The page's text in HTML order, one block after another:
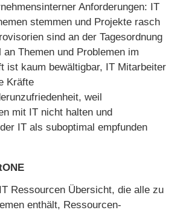
Anforde­run­gen: IT
stemmen und Projekte rasch
sind an der Tagesordnung
an Themen und Problemen im
ist kaum bewältigbar, IT Mitarbeiter
Kräfte
weil
mit IT nicht halten und
IT als suboptimal empfunden
Ressourcen Übersicht, die alle zu
enthält, Ressourcen-